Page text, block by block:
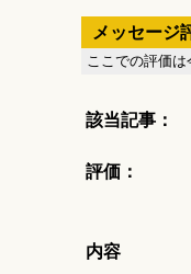
メッセージ
ここでの評価は
該当記事：
評価：
内容